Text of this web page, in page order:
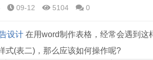
09-12 5104 0
设计 在用word制作表格，经常会遇到
式(表二)，那么应该如何操作呢?